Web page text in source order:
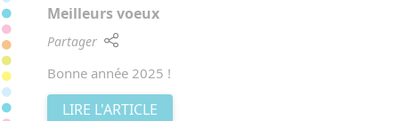
Meilleurs voeux
Partager
Bonne année 2025 !
LIRE L'ARTICLE